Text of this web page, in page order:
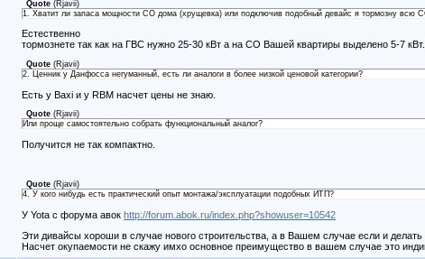
Quote(Rjavii)
1. Хватит ли запаса мощности СО дома (хрущевка) или подключив подобный девайс я тормозну всю
Естественно
тормознете так как на ГВС нужно 25-30 кВт а на СО Вашей квартиры выделено 5-7 кВт.
Quote(Rjavii)
2. Ценник у Данфосса негуманный, есть ли аналоги в более низкой ценовой категории?
Есть у Baxi и у RBM насчет цены не знаю.
Quote(Rjavii)
Или проще самостоятельно собрать функциональный аналог?
Получится не так компактно.
Quote(Rjavii)
4. У кого нибудь есть практический опыт монтажа/эксплуатации подобных ИТП?
У Yota с форума авок http://forum.abok.ru/index.php?showuser=10542
Эти дивайсы хороши в случае нового строительства, а в Вашем случае если и делать
Насчет окупаемости не скажу имхо основное преимущество в вашем случае это